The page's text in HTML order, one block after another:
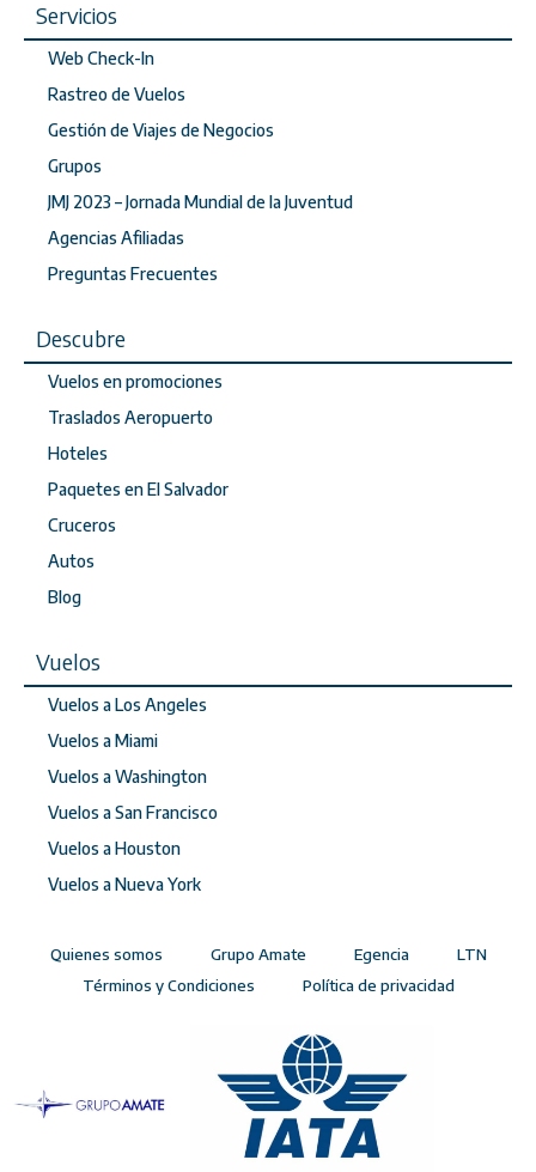
Servicios
Web Check-In
Rastreo de Vuelos
Gestión de Viajes de Negocios
Grupos
JMJ 2023 – Jornada Mundial de la Juventud
Agencias Afiliadas
Preguntas Frecuentes
Descubre
Vuelos en promociones
Traslados Aeropuerto
Hoteles
Paquetes en El Salvador
Cruceros
Autos
Blog
Vuelos
Vuelos a Los Angeles
Vuelos a Miami
Vuelos a Washington
Vuelos a San Francisco
Vuelos a Houston
Vuelos a Nueva York
Quienes somos Grupo Amate Egencia
LTN
Términos y Condiciones
Política de privacidad